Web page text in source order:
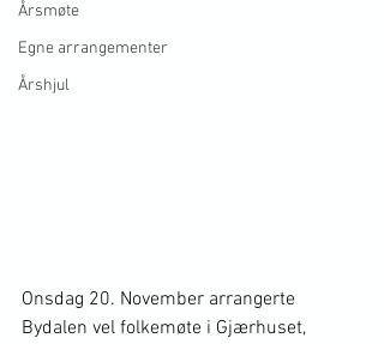
Årsmøte
Egne arrangementer
Årshjul
Onsdag 20. November arrangerte
Bydalen vel folkemøte i Gjærhuset,